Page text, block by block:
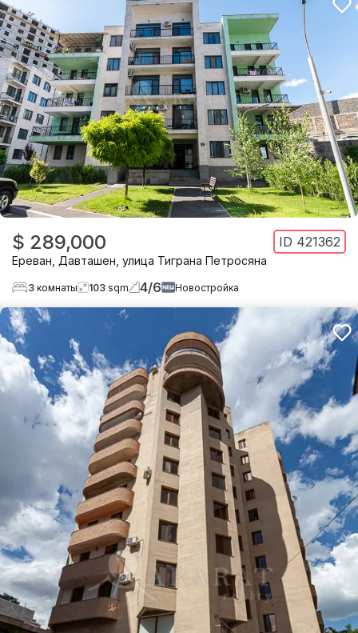
$ 289,000 ID 421362
Ереван Давташен улица Тиграна Петросяна
3 комнаты 103 sqm 4/6 Новостройка